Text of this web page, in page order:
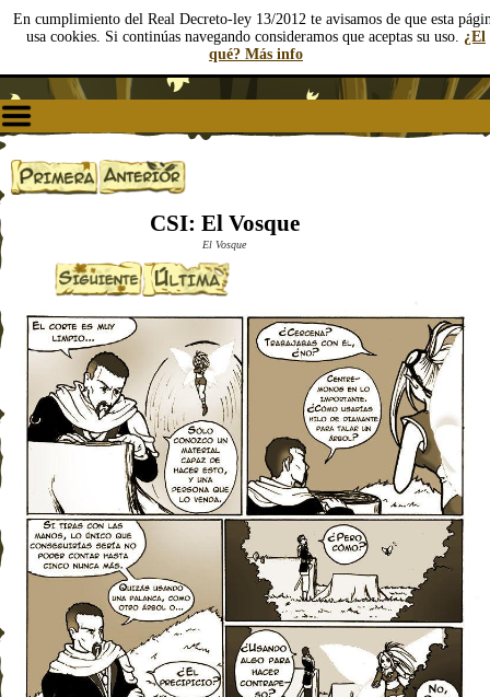
En cumplimiento del Real Decreto-ley 13/2012 te avisamos de que esta
usa cookies. Si continúas navegando consideramos que aceptas su uso. ¿El
qué? Más info
CSI: El Vosque
El Vosque